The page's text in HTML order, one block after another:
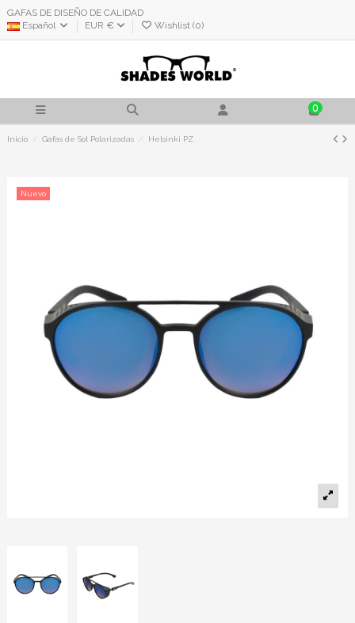
GAFAS DE DISEÑO DE CALIDAD
Español
EUR € Wishlist (0)
0
Inicio Gafas de Sol Polarizadas Helsinki PZ
Nuevo